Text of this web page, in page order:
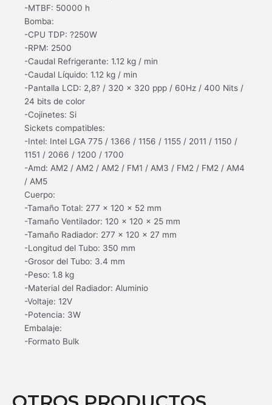
-MTBF: 50000 h
Bomba:
-CPU TDP: ?250W
-RPM: 2500
-Caudal Refrigerante: 1.12 kg / min
-Caudal Líquido: 1.12 kg / min
-Pantalla LCD: 2,8? / 320 x 320 ppp / 60Hz / 400 Nits /
24 bits de color
-Cojinetes: Si
Sickets compatibles:
-Intel: Intel LGA 775 / 1366 / 1156 / 1155 / 2011 / 1150 /
1151 / 2066 / 1200 / 1700
-Amd: AM2 / AM2 / AM2 / FM1 / AM3 / FM2 / FM2 / AM4
/ AM5
Cuerpo:
-Tamaño Total: 277 x 120 x 52 mm
-Tamaño Ventilador: 120 x 120 x 25 mm
-Tamaño Radiador: 277 x 120 x 27 mm
-Longitud del Tubo: 350 mm
-Grosor del Tubo: 3.4 mm
-Peso: 1.8 kg
-Material del Radiador: Aluminio
-Voltaje: 12V
-Potencia: 3W
Embalaje:
-Formato Bulk